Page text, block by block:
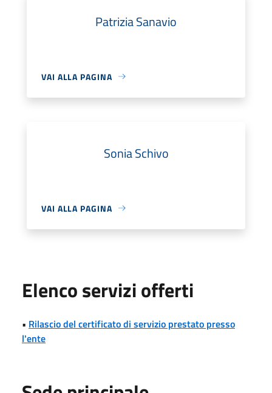
Patrizia Sanavio
VAI ALLA PAGINA
Sonia Schivo
VAI ALLA PAGINA
Elenco servizi offerti
• Rilascio del certificato di servizio prestato presso
l'ente